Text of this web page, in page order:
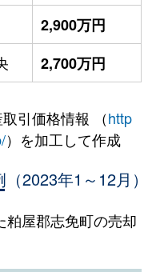
2,900万円
2,700万円
引価格情報 （http
）を加工して作成
2023年1～12月）
粕屋郡志免町の売却